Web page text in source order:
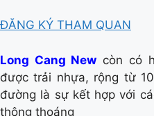
ĐĂNG KÝ THAM QUAN
Long Cang New còn có
được trải nhựa, rộng từ
đường là sự kết hợp với
thông thoáng